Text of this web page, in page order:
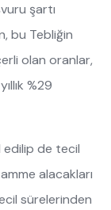
şartı
bu Tebliğin
olan oranlar,
%29
edilip de tecil
alacakları
sürelerinden